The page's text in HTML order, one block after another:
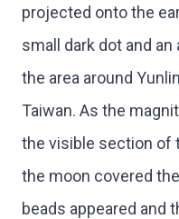
projected onto the
small dark dot and
the area around
Taiwan. As the
the visible section of
the moon covered
beads appeared and